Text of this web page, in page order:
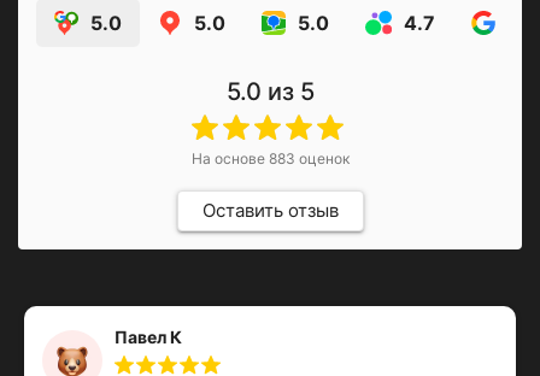
5.0 5.0 5.0 4.7
5.0 из 5
На основе 883 оценок
Оставить отзыв
Павел К